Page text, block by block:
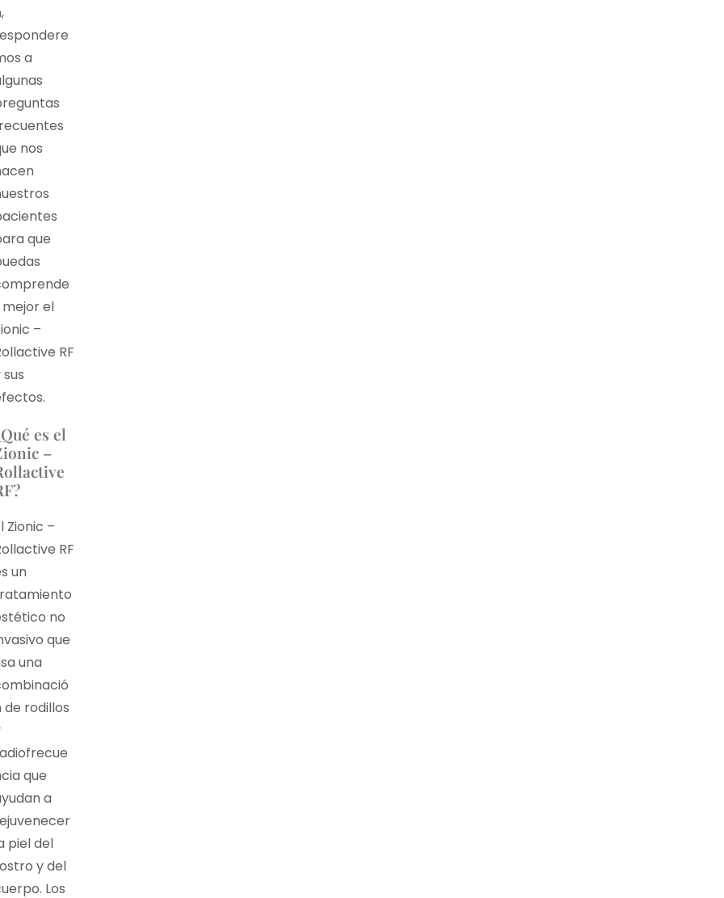
a
nos
que
el
–
RF
sus
es el
–
Zionic –
RF
un
no
que
una
de rodillos
que
a
piel del
y del
Los